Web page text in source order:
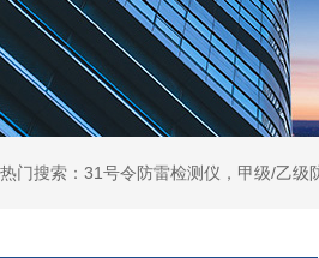
热门搜索：31号令防雷检测仪，甲级/乙